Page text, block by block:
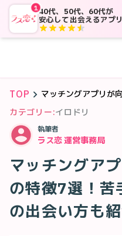
140代、50代、60代が
安心して出会えるアプリ
TOP
マッチングアプリが
カテゴリー:イロドリ
執筆者
ラス恋 運営事務局
マッチングア
の特徴7選！苦
の出会い方も